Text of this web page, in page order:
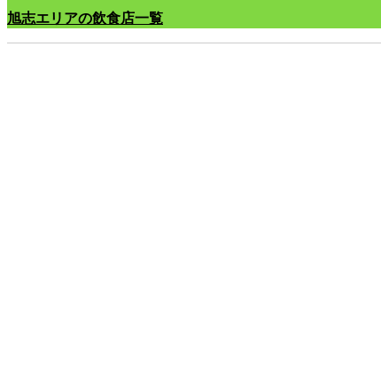
旭志エリアの飲食店一覧